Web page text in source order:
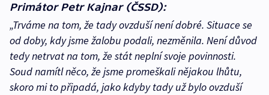
Primátor Petr Kajnar (ČSSD):
„Trváme na tom, že tady ovzduší není dobré. Situace se
od doby, kdy jsme žalobu podali, nezměnila. Není důvod
tedy netrvat na tom, že stát neplní svoje povinnosti.
Soud namítl něco, že jsme promeškali nějakou lhůtu,
skoro mi to připadá, jako kdyby tady už bylo ovzduší